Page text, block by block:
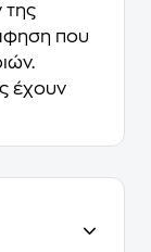
της
που
έχουν